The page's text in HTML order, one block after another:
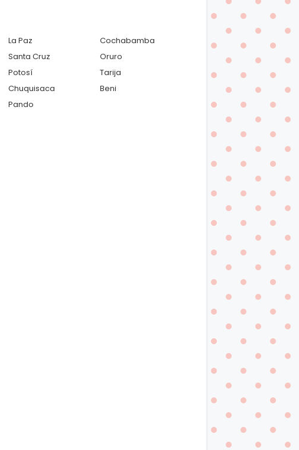
La Paz
Cochabamba
Santa Cruz
Oruro
Potosí
Tarija
Chuquisaca
Beni
Pando